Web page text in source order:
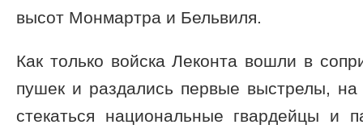
высот Монмартра и Бельвиля.
Как только войска Леконта вошли в
пушек и раздались первые выстрелы,
стекаться национальные гвардейцы и